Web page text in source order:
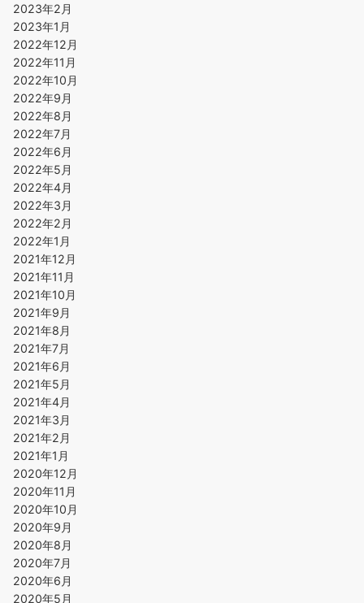
2023年2月
2023年1月
2022年12月
2022年11月
2022年10月
2022年9月
2022年8月
2022年7月
2022年6月
2022年5月
2022年4月
2022年3月
2022年2月
2022年1月
2021年12月
2021年11月
2021年10月
2021年9月
2021年8月
2021年7月
2021年6月
2021年5月
2021年4月
2021年3月
2021年2月
2021年1月
2020年12月
2020年11月
2020年10月
2020年9月
2020年8月
2020年7月
2020年6月
2020年5月